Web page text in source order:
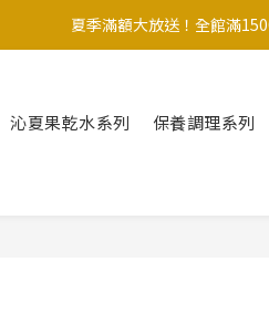
台灣本島滿$999/外島滿$1200/
台灣本島滿$999/外島滿$1200/
沁夏果乾水系列 保養調理系列